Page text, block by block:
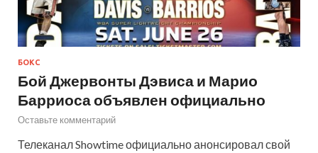
БОКС
Бой Джервонты Дэвиса и Марио
Барриоса объявлен официально
Оставьте комментарий
Телеканал Showtime официально анонсировал свой